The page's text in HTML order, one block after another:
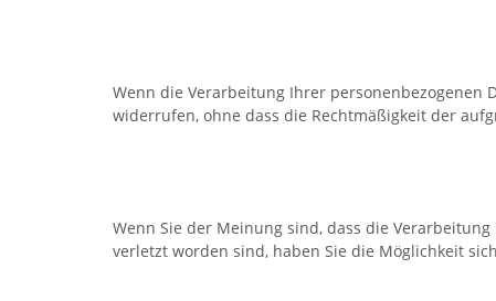
Wenn die Verarbeitung Ihrer personenbezogenen
widerrufen, ohne dass die Rechtmäßigkeit der
Wenn Sie der Meinung sind, dass die
verletzt worden sind, haben Sie die Möglichkeit